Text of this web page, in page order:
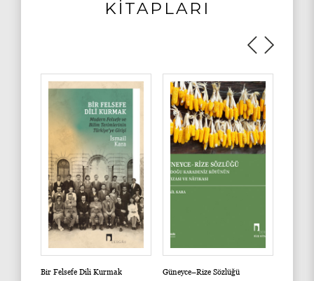
KİTAPLARI
Bir Felsefe Dili Kurmak Güneyce–Rize Sözlüğü